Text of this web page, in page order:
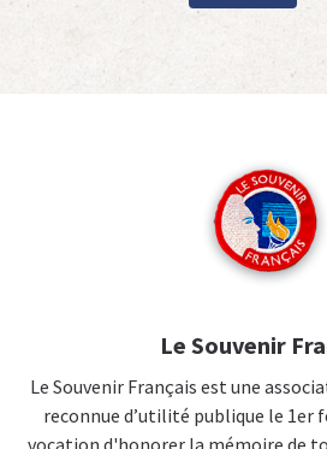
Le Souvenir
Le Souvenir Français est une
reconnue d’utilité publique le 1er